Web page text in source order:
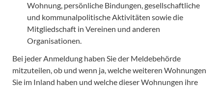
Wohnung, persönliche Bindungen, gesellschaftliche
und kommunalpolitische Aktivitäten sowie die
Mitgliedschaft in Vereinen und anderen
Organisationen.
Bei jeder Anmeldung haben Sie der Meldebehörde
mitzuteilen, ob und wenn ja, welche weiteren Wohnungen
Sie im Inland haben und welche dieser Wohnungen ihre